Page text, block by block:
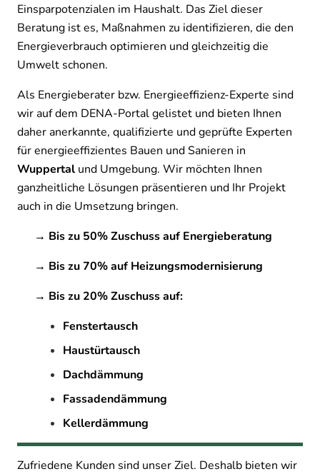
Einsparpotenzialen im Haushalt. Das Ziel dieser
Beratung ist es, Maßnahmen zu identifizieren, die den
Energieverbrauch optimieren und gleichzeitig die
Umwelt schonen.
Als Energieberater bzw. Energieeffizienz-Experte sind
wir auf dem DENA-Portal gelistet und bieten Ihnen
daher anerkannte, qualifizierte und geprüfte Experten
für energieeffizientes Bauen und Sanieren in
Wuppertal und Umgebung. Wir möchten Ihnen
ganzheitliche Lösungen präsentieren und Ihr Projekt
auch in die Umsetzung bringen.
→ Bis zu 50% Zuschuss auf Energieberatung
→ Bis zu 70% auf Heizungsmodernisierung
→ Bis zu 20% Zuschuss auf:
Fenstertausch
Haustürtausch
Dachdämmung
Fassadendämmung
Kellerdämmung
Zufriedene Kunden sind unser Ziel. Deshalb bieten wir